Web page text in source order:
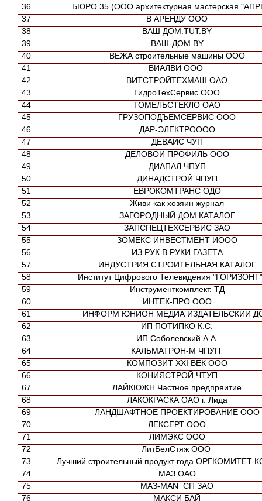
36
БЮРО 35 (ООО архитектурная мастерская
37
В АРЕНДУ ООО
38
ВАШ ДОМ.TUT.BY
39
ВАШ-ДОМ.BY
40
ВЕЖА строительные машины ООО
41
ВИАЛВИ ООО
42
ВИТСТРОЙТЕХМАШ ОАО
43
ГидроТехСервис ООО
44
ГОМЕЛЬСТЕКЛО ОАО
45
ГРУЗОПОДЪЕМСЕРВИС ООО
46
ДАР-ЭЛЕКТРОООО
47
ДЕВАЙС ЧУП
48
ДЕЛОВОЙ ПРОФИЛЬ ООО
49
ДИАПАЛ ЧПУП
50
ДИНАДСТРОЙ ЧПУП
51
ЕВРОКОМТРАНС ОДО
52
Живи как хозяин журнал
53
ЗАГОРОДНЫЙ ДОМ КАТАЛОГ
54
ЗАПСПЕЦТЕХСЕРВИС ЗАО
55
ЗОМЕКС ИНВЕСТМЕНТ ИООО
56
ИЗ РУК В РУКИ ГАЗЕТА
57
ИНДУСТРИЯ СТРОИТЕЛЬНАЯ КАТАЛОГ
58
Институт Цифрового Телевидения
59
Инструменткомплект. ТД
60
ИНТЕК-ПРО ООО
61
ИНФОРМ ЮНИОН МЕДИА ИЗДАТЕЛЬСКИЙ
62
ИП ПОТИПКО К.С.
63
ИП Соболевский А.А.
64
КАЛЬМАТРОН-М ЧПУП
65
КОМПОЗИТ XXI ВЕК ООО
66
КОНИЯСТРОЙ ЧТУП
67
ЛАЙКЮЖН Частное предпряитие
68
ЛАКОКРАСКА ОАО г. Лида
69
ЛАНДШАФТНОЕ ПРОЕКТИРОВАНИЕ ООО
70
ЛЕКСЕРТ ООО
71
ЛИМЭКС ООО
72
ЛитБелСтяж ООО
73
Лучший строительный продукт года ОРГКОМИТЕТ
74
МАЗ ОАО
75
МАЗ-MAN СП ЗАО
76
МАКСИ БАЙ